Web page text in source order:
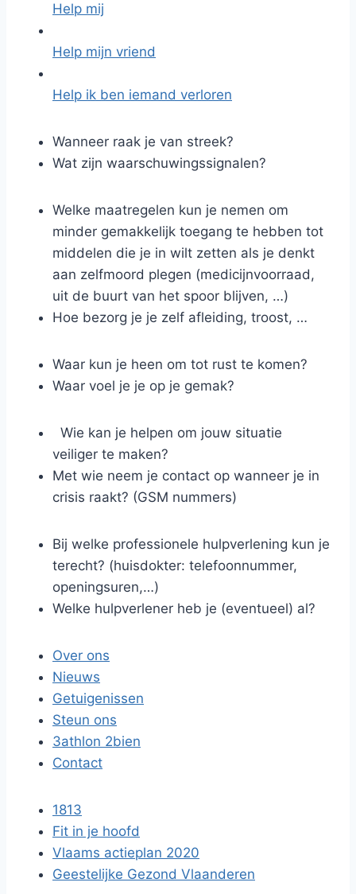
Help mij
Help mijn vriend
Help ik ben iemand verloren
Wanneer raak je van streek?
Wat zijn waarschuwingssignalen?
Welke maatregelen kun je nemen om
minder gemakkelijk toegang te hebben tot
middelen die je in wilt zetten als je denkt
aan zelfmoord plegen (medicijnvoorraad,
uit de buurt van het spoor blijven, …)
Hoe bezorg je je zelf afleiding, troost, …
Waar kun je heen om tot rust te komen?
Waar voel je je op je gemak?
Wie kan je helpen om jouw situatie
veiliger te maken?
Met wie neem je contact op wanneer je in
crisis raakt? (GSM nummers)
Bij welke professionele hulpverlening kun je
terecht? (huisdokter: telefoonnummer,
openingsuren,…)
Welke hulpverlener heb je (eventueel) al?
Over ons
Nieuws
Getuigenissen
Steun ons
3athlon 2bien
Contact
1813
Fit in je hoofd
Vlaams actieplan 2020
Geestelijke Gezond Vlaanderen